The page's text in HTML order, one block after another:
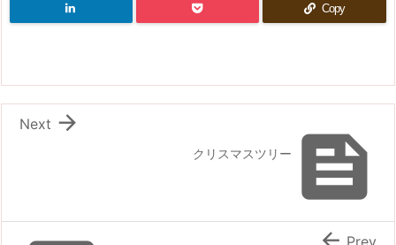
Copy

クリスマスツリー

Next
Prev